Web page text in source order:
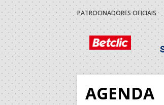
PATROCINADORES OFICIAIS
AGENDA